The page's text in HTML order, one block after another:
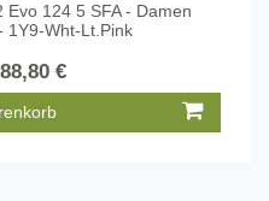
Evo 124 5 SFA - Damen
1Y9-Wht-Lt.Pink
88,80 €